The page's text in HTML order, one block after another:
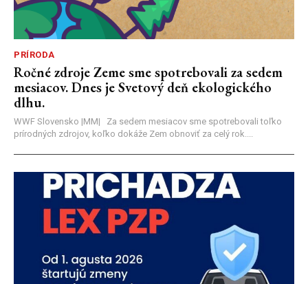
PRÍRODA
Ročné zdroje Zeme sme spotrebovali za sedem
mesiacov. Dnes je Svetový deň ekologického
dlhu.
WWF Slovensko |MM| Za sedem mesiacov sme spotrebovali toľko
prírodných zdrojov, koľko dokáže Zem obnoviť za celý rok....